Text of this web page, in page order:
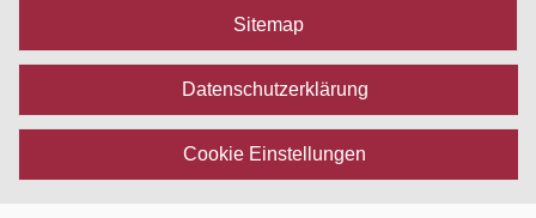
Sitemap
Datenschutzerklärung
Cookie Einstellungen